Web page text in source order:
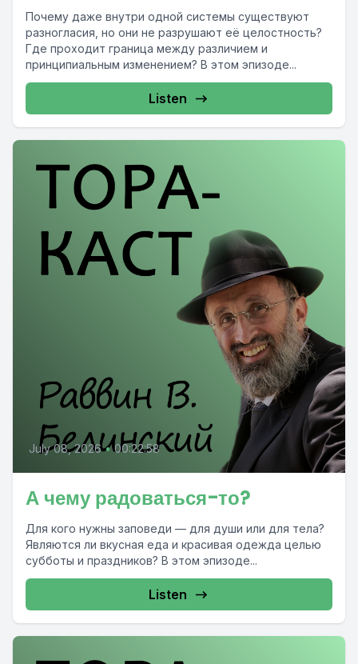
Почему даже внутри одной системы существуют
разногласия, но они не разрушают её целостность?
Где проходит граница между различием и
принципиальным изменением? В этом эпизоде...
Listen
July 08, 2026 • 00:22:58
А чему радоваться-то?
Для кого нужны заповеди — для души или для тела?
Являются ли вкусная еда и красивая одежда целью
субботы и праздников? В этом эпизоде...
Listen